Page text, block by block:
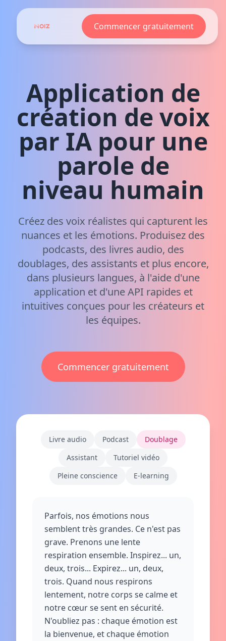
Commencer gratuitement
Application de
création de voix
par IA pour une
parole de
niveau humain
Créez des voix réalistes qui capturent les
nuances et les émotions. Produisez des
podcasts, des livres audio, des
doublages, des assistants et plus encore,
dans plusieurs langues, à l'aide d'une
application et d'une API rapides et
intuitives conçues pour les créateurs et
les équipes.
Commencer gratuitement
Livre audio Podcast
Doublage
Assistant
Tutoriel vidéo
Pleine conscience
E-learning
Parfois, nos émotions nous
semblent très grandes. Ce n'est pas
grave. Prenons une lente
respiration ensemble. Inspirez... un,
deux, trois... Expirez... un, deux,
trois. Quand nous respirons
lentement, notre corps se calme et
notre cœur se sent en sécurité.
N'oubliez pas : chaque émotion est
la bienvenue, et chaque émotion